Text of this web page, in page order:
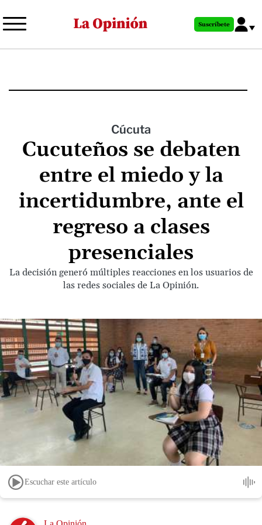
al
principal
Suscríbete
Cúcuta
Cucuteños se debaten
entre el miedo y la
incertidumbre, ante el
regreso a clases
presenciales
La decisión generó múltiples reacciones en los usuarios de
las redes sociales de La Opinión.
Escuchar este artículo